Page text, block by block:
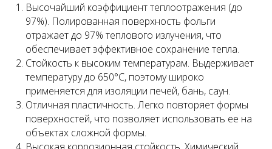
Высочайший коэффициент теплоотражения (до
97%). Полированная поверхность фольги
отражает до 97% теплового излучения, что
обеспечивает эффективное сохранение тепла.
Стойкость к высоким температурам. Выдерживает
температуру до 650°С, поэтому широко
применяется для изоляции печей, бань, саун.
Отличная пластичность. Легко повторяет формы
поверхностей, что позволяет использовать ее на
объектах сложной формы.